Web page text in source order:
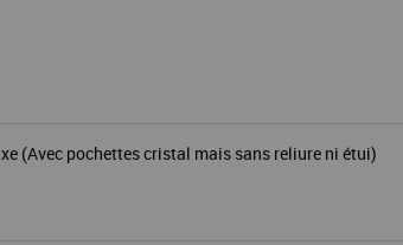
(Avec pochettes cristal mais sans reliure ni étui)